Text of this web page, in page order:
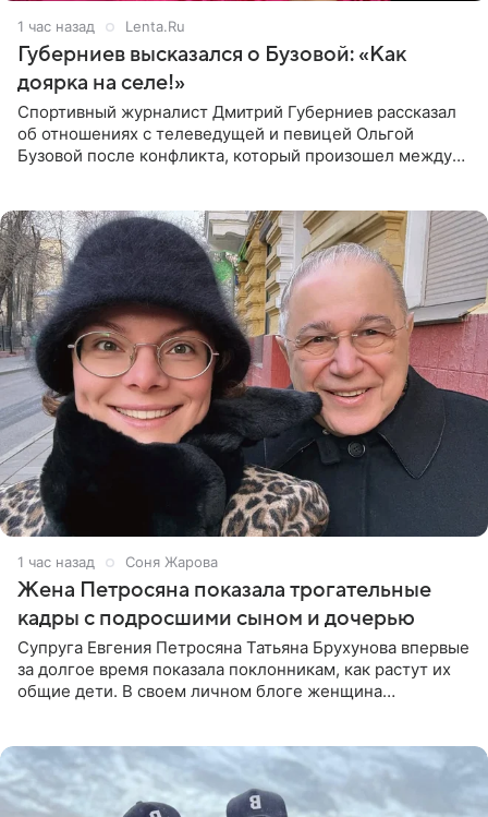
1 час назад Lenta.Ru
Губерниев высказался о Бузовой: «Как
доярка на селе!»
Спортивный журналист Дмитрий Губерниев рассказал
об отношениях с телеведущей и певицей Ольгой
Бузовой после конфликта, который произошел между
1 час назад Соня Жарова
Жена Петросяна показала трогательные
кадры с подросшими сыном и дочерью
Супруга Евгения Петросяна Татьяна Брухунова впервые
за долгое время показала поклонникам, как растут их
общие дети. В своем личном блоге женщина